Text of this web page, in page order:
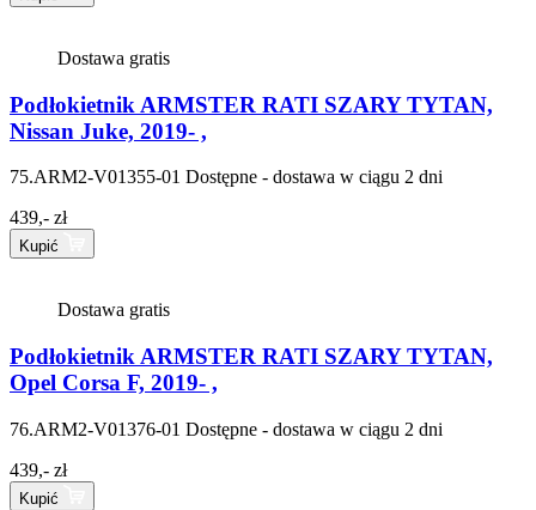
Dostawa gratis
Podłokietnik ARMSTER RATI SZARY TYTAN,
Nissan Juke, 2019- ,
75.ARM2-V01355-01 Dostępne - dostawa w ciągu 2 dni
439,- zł
Kupić
Dostawa gratis
Podłokietnik ARMSTER RATI SZARY TYTAN,
Opel Corsa F, 2019- ,
76.ARM2-V01376-01 Dostępne - dostawa w ciągu 2 dni
439,- zł
Kupić